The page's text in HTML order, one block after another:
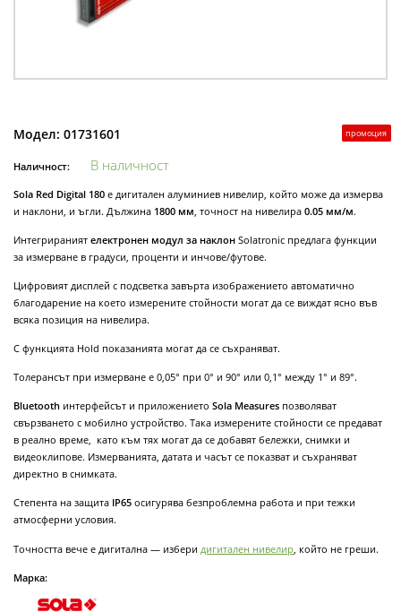
промоция
Модел: 01731601
Наличност: В наличност
Sola Red Digital 180 e дигитален алуминиев нивелир, който може да измерва
и наклони, и ъгли. Дължина 1800 мм , точност на нивелира 0.05 мм/м.
Интегрираният електронен модул за наклон Solatronic предлага функции
за измерване в градуси, проценти и инчове/футове.
Цифровият дисплей с подсветка завърта изображението автоматично
благодарение на което измерените стойности могат да се виждат ясно във
всяка позиция на нивелира.
С функцията Hold показанията могат да се съхраняват.
Толерансът при измерване е 0,05° при 0° и 90° или 0,1° между 1° и 89°.
Bluetooth интерфейсът и приложението Sola Measures позволяват
свързването с мобилно устройство. Така измерените стойности се предават
в реално време, като към тях могат да се добавят бележки, снимки и
видеоклипове. Измерванията, датата и часът се показват и съхраняват
директно в снимката.
Степента на защита IP65 осигурява безпроблемна работа и при тежки
атмосферни условия.
Точността вече е дигитална — избери дигитален нивелир , който не греши.
Марка: